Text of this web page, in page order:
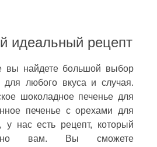
идеальный рецепт
вы найдете большой выбор
для любого вкуса и случая.
шоколадное печенье для
печенье с орехами для
у нас есть рецепт, который
вам. Вы сможете